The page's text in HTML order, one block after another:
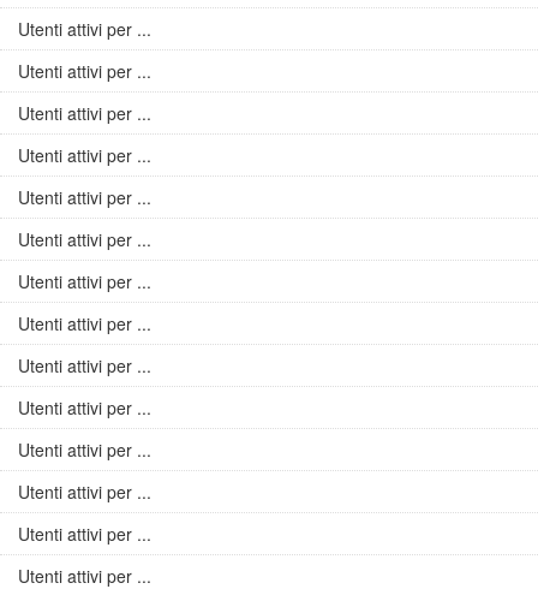
Utenti attivi per ...
Utenti attivi per ...
Utenti attivi per ...
Utenti attivi per ...
Utenti attivi per ...
Utenti attivi per ...
Utenti attivi per ...
Utenti attivi per ...
Utenti attivi per ...
Utenti attivi per ...
Utenti attivi per ...
Utenti attivi per ...
Utenti attivi per ...
Utenti attivi per ...